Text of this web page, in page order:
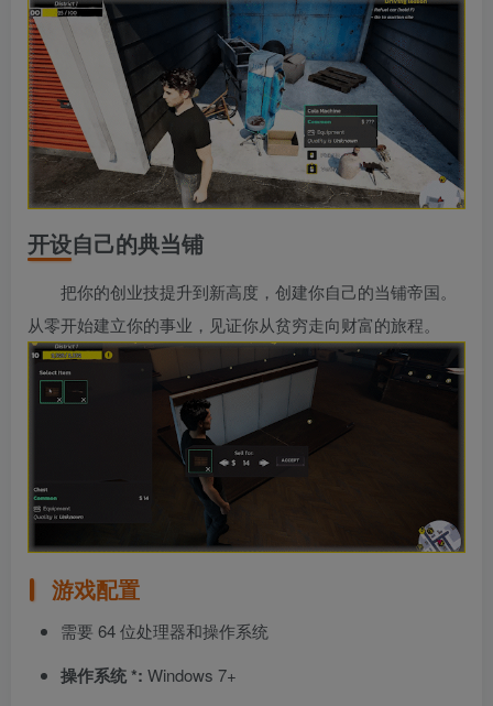
开设自己的典当铺
把你的创业技提升到新高度，创建你自己的当铺帝国。
从零开始建立你的事业，见证你从贫穷走向财富的旅程。
游戏配置
需要 64 位处理器和操作系统
操作系统 *: Windows 7+